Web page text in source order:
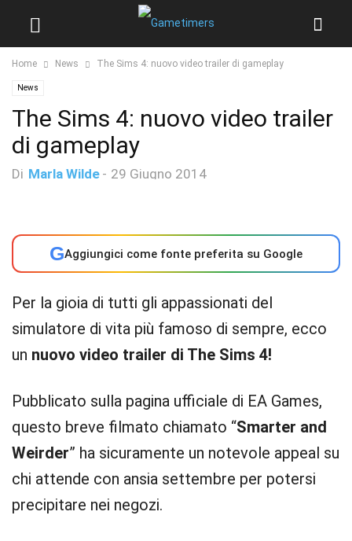
Home News The Sims 4: nuovo video trailer di gameplay
News
The Sims 4: nuovo video trailer
di gameplay
Di Marla Wilde - 29 Giugno 2014
GAggiungici come fonte preferita su Google
Per la gioia di tutti gli appassionati del
simulatore di vita più famoso di sempre, ecco
un nuovo video trailer di The Sims 4!
Pubblicato sulla pagina ufficiale di EA Games,
questo breve filmato chiamato “Smarter and
Weirder” ha sicuramente un notevole appeal su
chi attende con ansia settembre per potersi
precipitare nei negozi.